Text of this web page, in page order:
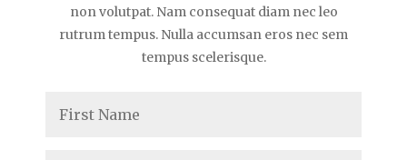
non volutpat. Nam consequat diam nec leo
rutrum tempus. Nulla accumsan eros nec sem
tempus scelerisque.